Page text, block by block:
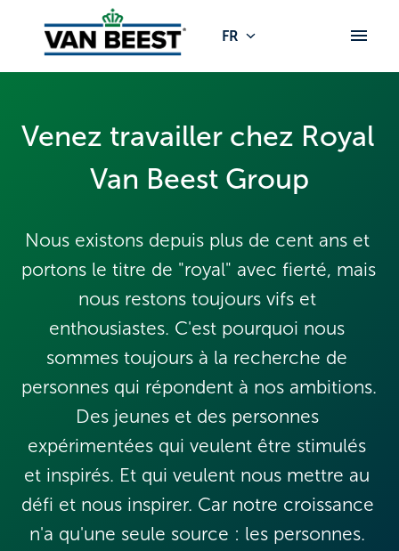
contenu
Page d'accueil FR
Venez travailler chez Royal
Van Beest Group
Nous existons depuis plus de cent ans et
portons le titre de "royal" avec fierté, mais
nous restons toujours vifs et
enthousiastes. C'est pourquoi nous
sommes toujours à la recherche de
personnes qui répondent à nos ambitions.
Des jeunes et des personnes
expérimentées qui veulent être stimulés
et inspirés. Et qui veulent nous mettre au
défi et nous inspirer. Car notre croissance
n'a qu'une seule source : les personnes.